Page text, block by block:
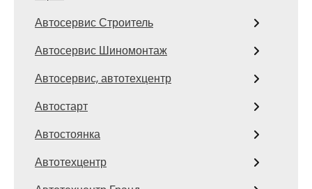
Автосервис Строитель
Автосервис Шиномонтаж
Автосервис, автотехцентр
Автостарт
Автостоянка
Автотехцентр